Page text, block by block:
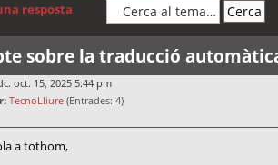
resposta
sobre la traducció
oct. 15, 2025 5:44 pm
TecnoLliure (Entrades: 4)
a tothom,